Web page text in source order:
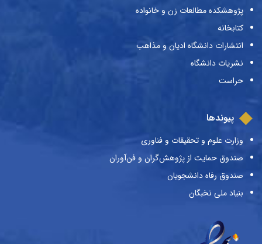
پژوهشکده مطالعات زن و خانواده
کتابخانه
انتشارات دانشگاه ادیان و مذاهب
نشریات دانشگاه
حراست
پیوندها
وزارت علوم و تحقیقات و فناوری
صندوق حمایت از پژوهش‌گران و فن‌آوران
صندوق رفاه دانشجویان
بنیاد ملی نخبگان